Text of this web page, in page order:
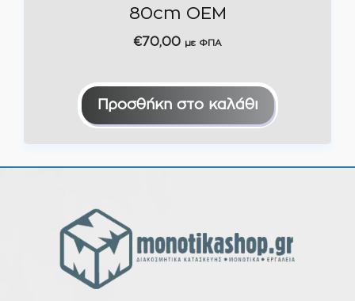
80cm OEM
€70,00 με ΦΠΑ
Προσθήκη στο καλάθι